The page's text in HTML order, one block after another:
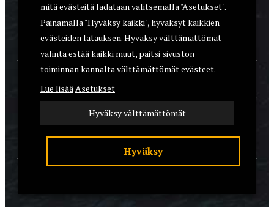
VARUSTEET
KOIRAT
YHTEYSTIEDOT
REKISTERISELOSTE
EVÄSTEET
mitä evästeitä ladataan valitsemalla "Asetukset".
Painamalla "Hyväksy kaikki", hyväksyt kaikkien
evästeiden latauksen. Hyväksy välttämättömät -
valinta estää kaikki muut, paitsi sivuston
toiminnan kannalta välttämättömät evästeet.
Lue lisääAsetukset
Hyväksy välttämättömät
Hyväksy